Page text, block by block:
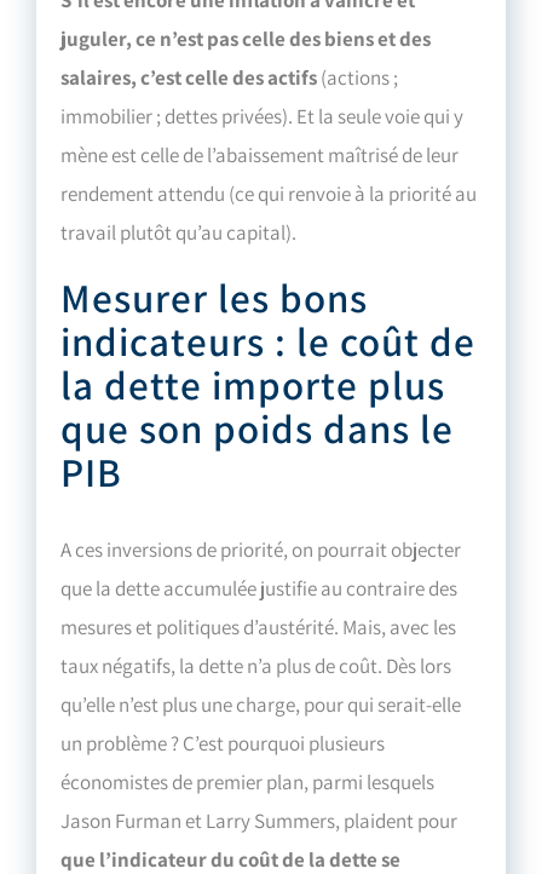
juguler, ce n’est pas celle des biens et des
salaires, c’est celle des actifs(actions ;
immobilier ; dettes privées). Et la seule voie qui y
mène est celle de l’abaissement maîtrisé de leur
rendement attendu (ce qui renvoie à la priorité au
travail plutôt qu’au capital).
Mesurer les bons
indicateurs : le coût de
la dette importe plus
que son poids dans le
PIB
A ces inversions de priorité, on pourrait objecter
que la dette accumulée justifie au contraire des
mesures et politiques d’austérité. Mais, avec les
taux négatifs, la dette n’a plus de coût. Dès lors
qu’elle n’est plus une charge, pour qui serait-elle
un problème ? C’est pourquoi plusieurs
économistes de premier plan, parmi lesquels
Jason Furman et Larry Summers, plaident pour
que l’indicateur du coût de la dette se